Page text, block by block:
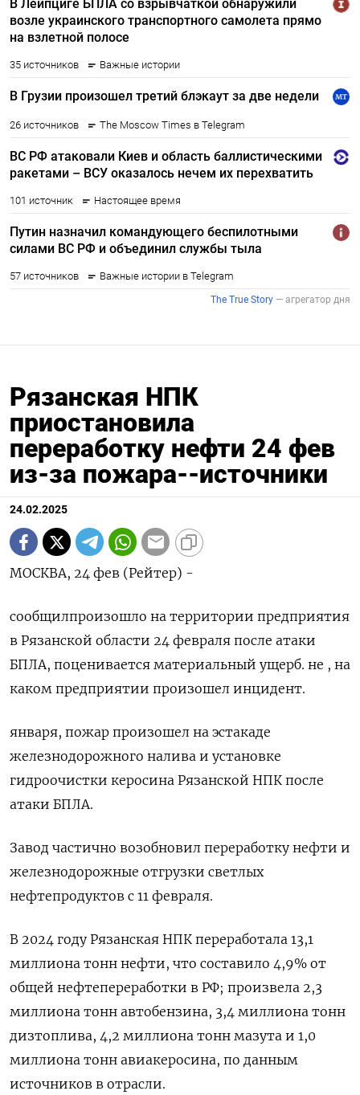
Рязанская НПК
приостановила
переработку нефти 24 фев
из-за пожара--источники
24.02.2025
МОСКВА, 24 фев (Рейтер) -
сообщилпроизошло на территории предприятия
в Рязанской области 24 февраля после атаки
БПЛА, поценивается материальный ущерб. не , на
каком предприятии произошел инцидент.
января, пожар произошел на эстакаде
железнодорожного налива и установке
гидроочистки керосина Рязанской НПК после
атаки БПЛА.
Завод частично возобновил переработку нефти и
железнодорожные отгрузки светлых
нефтепродуктов с 11 февраля.
В 2024 году Рязанская НПК переработала 13,1
миллиона тонн нефти, что составило 4,9% от
общей нефтепереработки в РФ; произвела 2,3
миллиона тонн автобензина, 3,4 миллиона тонн
дизтоплива, 4,2 миллиона тонн мазута и 1,0
миллиона тонн авиакеросина, по данным
источников в отрасли.